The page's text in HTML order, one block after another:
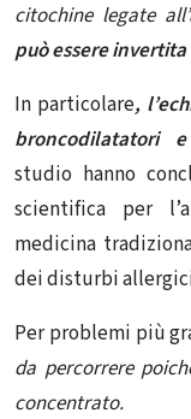
citochine legate
può essere
In particolare,
broncodilatatori
studio hanno
scientifica per
medicina
dei disturbi allergici
Per problemi più
da percorrere
concentrato.